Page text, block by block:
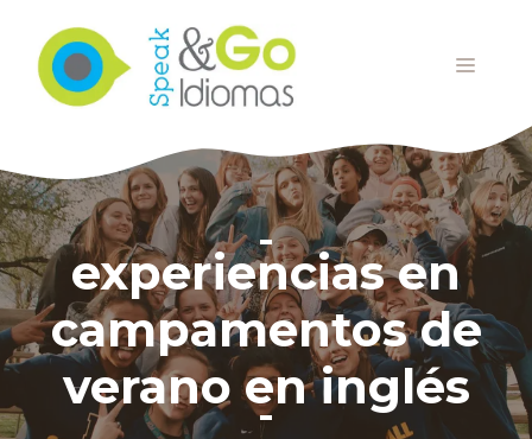
contenido
MENÚ
experiencias en
campamentos de
verano en inglés